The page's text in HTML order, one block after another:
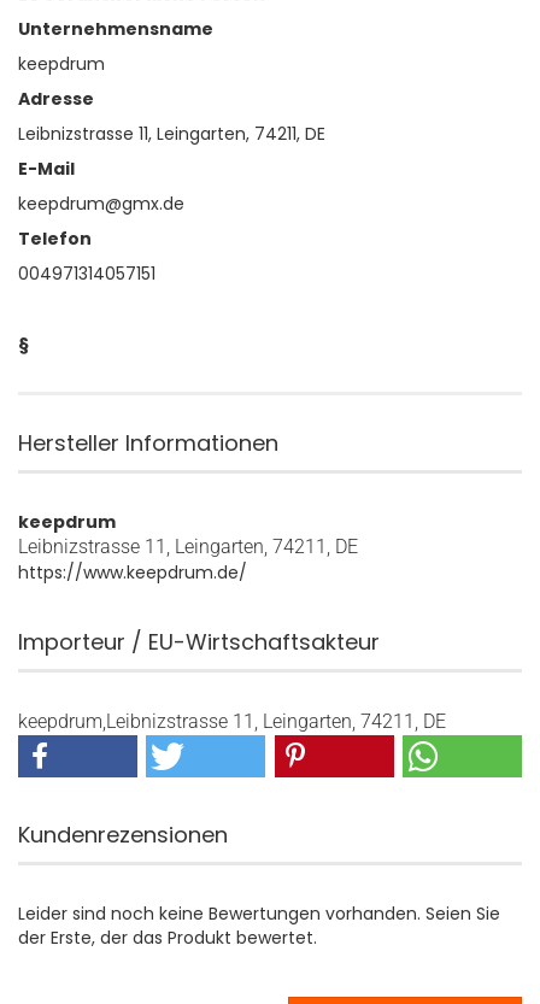
Unternehmensname
keepdrum
Adresse
Leibnizstrasse 11, Leingarten, 74211, DE
E-Mail
keepdrum@gmx.de
Telefon
004971314057151
§
Hersteller Informationen
keepdrum
Leibnizstrasse 11, Leingarten, 74211, DE
https://www.keepdrum.de/
Importeur / EU-Wirtschaftsakteur
keepdrum,Leibnizstrasse 11, Leingarten, 74211, DE
Kundenrezensionen
Leider sind noch keine Bewertungen vorhanden. Seien Sie
der Erste, der das Produkt bewertet.